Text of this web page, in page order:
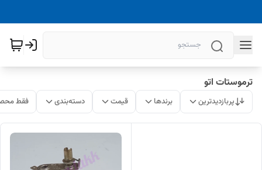
ترموستات اتو
پربازدیدترین برندها قیمت دسته‌بندی فقط